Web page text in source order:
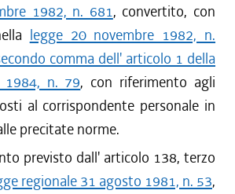
1982, n. 681, convertito, con
legge 20 novembre 1982, n.
comma dell' articolo 1 della
1984, n. 79, con riferimento agli
al corrispondente personale in
precitate norme.
previsto dall' articolo 138, terzo
regionale 31 agosto 1981, n. 53,